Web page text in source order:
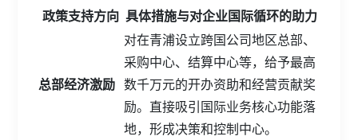
政策支持方向 具体措施与对企业国际循环的助力
总部经济激励
对在青浦设立跨国公司地区总部、
采购中心、结算中心等，给予最高
数千万元的开办资助和经营贡献奖
励。直接吸引国际业务核心功能落
地，形成决策和控制中心。